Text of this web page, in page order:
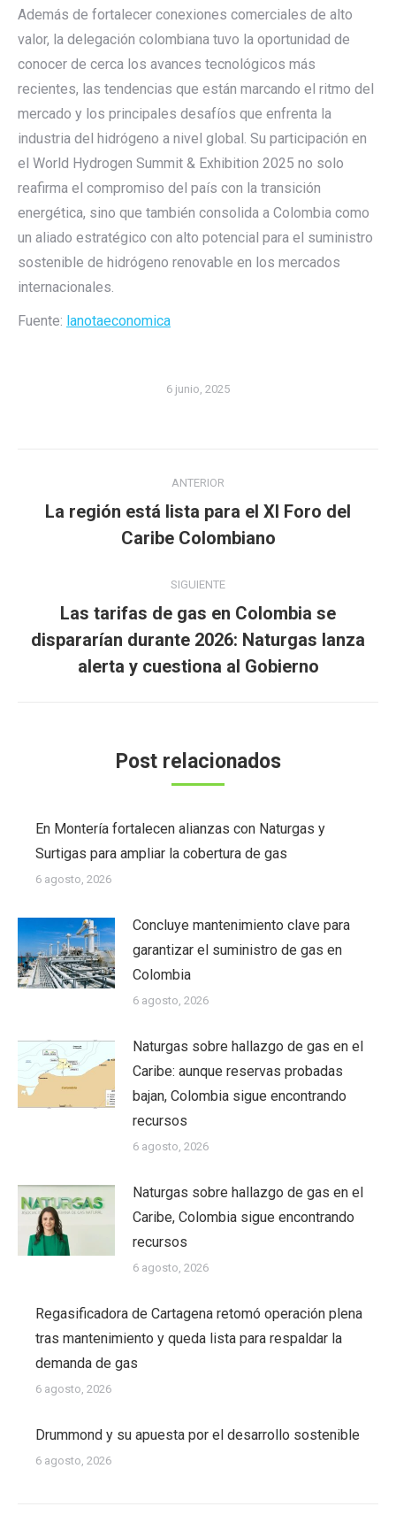
Además de fortalecer conexiones comerciales de alto
valor, la delegación colombiana tuvo la oportunidad de
conocer de cerca los avances tecnológicos más
recientes, las tendencias que están marcando el ritmo del
mercado y los principales desafíos que enfrenta la
industria del hidrógeno a nivel global. Su participación en
el World Hydrogen Summit & Exhibition 2025 no solo
reafirma el compromiso del país con la transición
energética, sino que también consolida a Colombia como
un aliado estratégico con alto potencial para el suministro
sostenible de hidrógeno renovable en los mercados
internacionales.
Fuente: lanotaeconomica
6 junio, 2025
entre
publicaciones
ANTERIOR
Publicación
anterior:
La región está lista para el XI Foro del
Caribe Colombiano
SIGUIENTE
Publicación
siguiente:
Las tarifas de gas en Colombia se
dispararían durante 2026: Naturgas lanza
alerta y cuestiona al Gobierno
Post relacionados
En Montería fortalecen alianzas con Naturgas y
Surtigas para ampliar la cobertura de gas
6 agosto, 2026
Concluye mantenimiento clave para
garantizar el suministro de gas en
Colombia
6 agosto, 2026
Naturgas sobre hallazgo de gas en el
Caribe: aunque reservas probadas
bajan, Colombia sigue encontrando
recursos
6 agosto, 2026
Naturgas sobre hallazgo de gas en el
Caribe, Colombia sigue encontrando
recursos
6 agosto, 2026
Regasificadora de Cartagena retomó operación plena
tras mantenimiento y queda lista para respaldar la
demanda de gas
6 agosto, 2026
Drummond y su apuesta por el desarrollo sostenible
6 agosto, 2026